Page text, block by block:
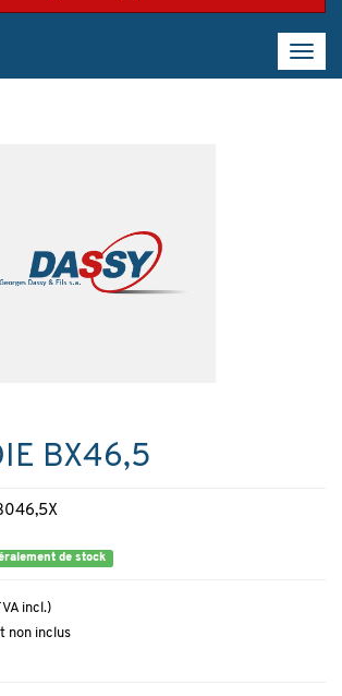
BX46,5
de stock
incl.)
non inclus